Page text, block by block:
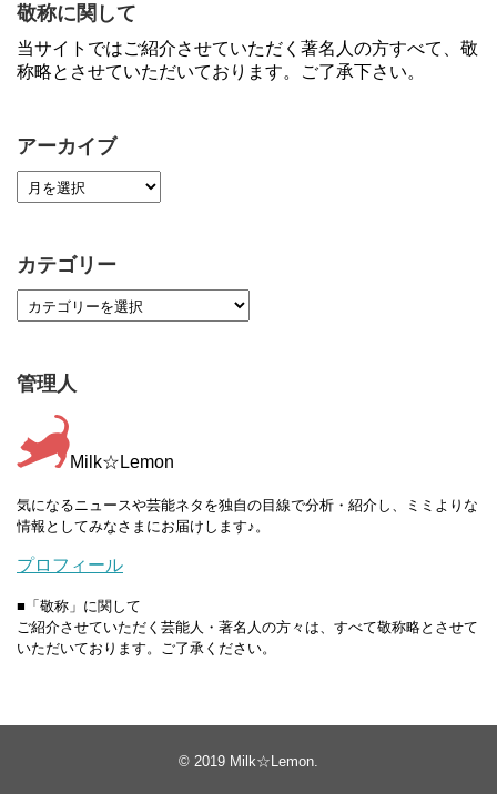
敬称に関して
当サイトではご紹介させていただく著名人の方すべて、敬
称略とさせていただいております。ご了承下さい。
アーカイブ
カテゴリー
管理人
Milk☆Lemon
気になるニュースや芸能ネタを独自の目線で分析・紹介し、ミミよりな
情報としてみなさまにお届けします♪。
プロフィール
■「敬称」に関して
ご紹介させていただく芸能人・著名人の方々は、すべて敬称略とさせて
いただいております。ご了承ください。
© 2019 Milk☆Lemon